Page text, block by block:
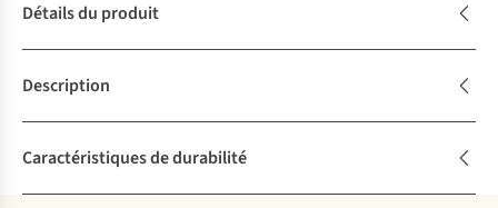
Détails du produit
Description
Caractéristiques de durabilité